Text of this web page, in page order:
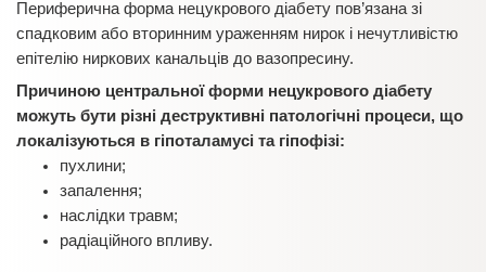
Периферична форма нецукрового діабету пов’язана зі
спадковим або вторинним ураженням нирок і нечутливістю
епітелію ниркових канальців до вазопресину.
Причиною центральної форми нецукрового діабету
можуть бути різні деструктивні патологічні процеси, що
локалізуються в гіпоталамусі та гіпофізі:
пухлини;
запалення;
наслідки травм;
радіаційного впливу.